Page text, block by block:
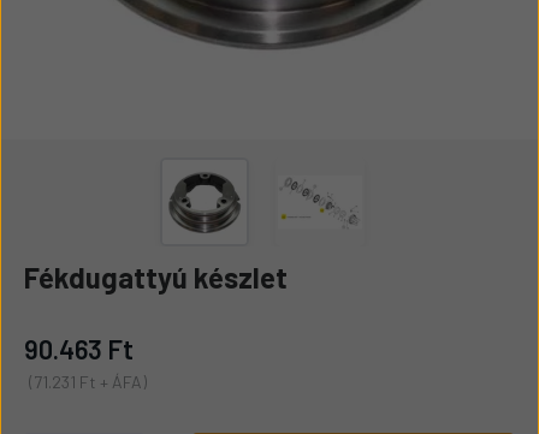
Fékdugattyú készlet
90.463 Ft
(71.231 Ft + ÁFA)